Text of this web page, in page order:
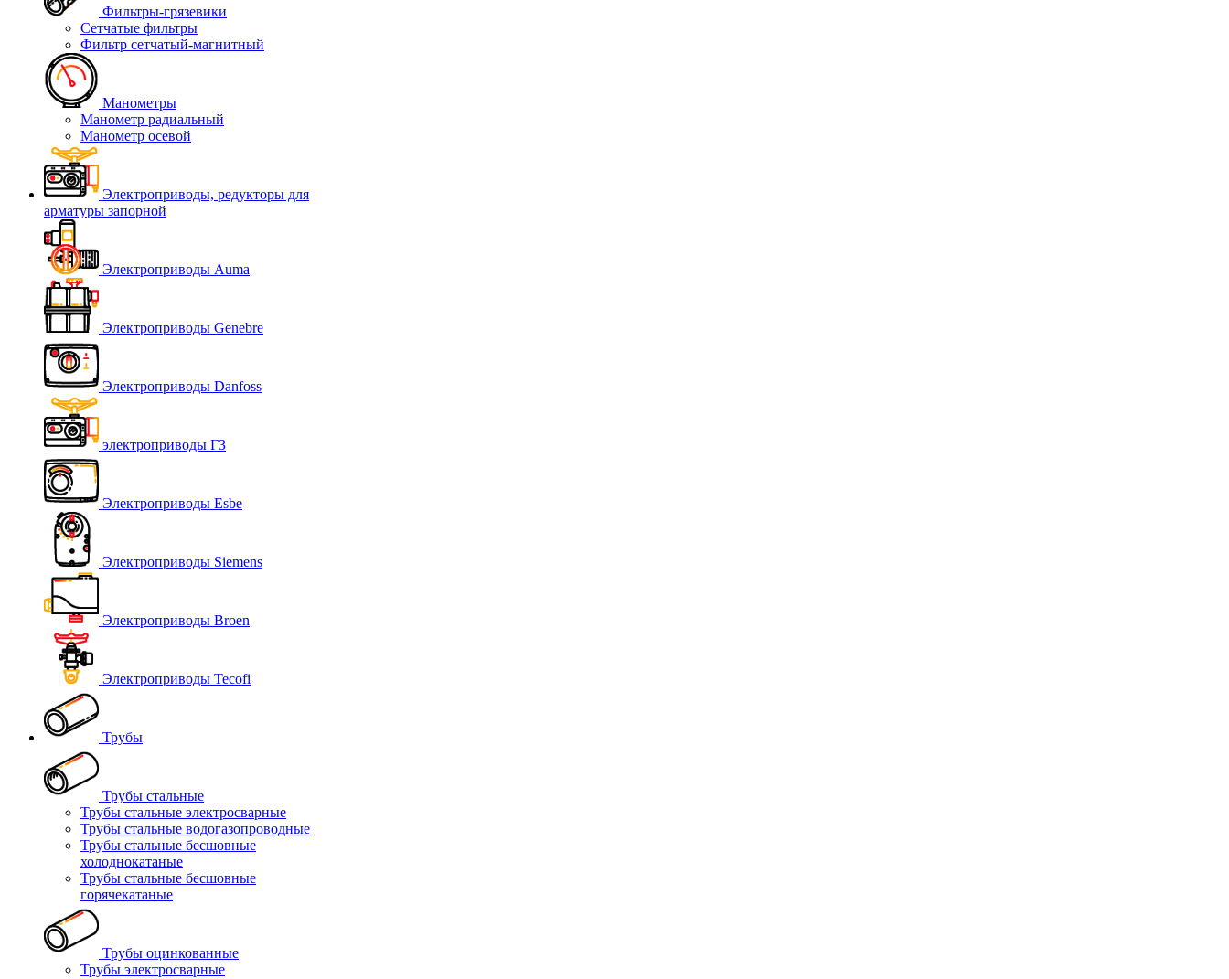
Фильтры-грязевики
Сетчатые фильтры
Фильтр сетчатый-магнитный
Манометры
Манометр радиальный
Манометр осевой
Электроприводы, редукторы для
арматуры запорной
Электроприводы Auma
Электроприводы Genebre
Электроприводы Danfoss
электроприводы ГЗ
Электроприводы Esbe
Электроприводы Siemens
Электроприводы Broen
Электроприводы Tecofi
Трубы
Трубы стальные
Трубы стальные электросварные
Трубы стальные водогазопроводные
Трубы стальные бесшовные
холоднокатаные
Трубы стальные бесшовные
горячекатаные
Трубы оцинкованные
Трубы электросварные